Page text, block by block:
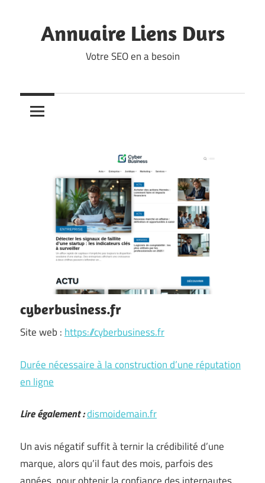
contentAnnuaire Liens Durs
Votre SEO en a besoin
cyberbusiness.fr
Site web : https://cyberbusiness.fr
Durée nécessaire à la construction d’une réputation
en ligne
Lire également :dismoidemain.fr
Un avis négatif suffit à ternir la crédibilité d’une
marque, alors qu’il faut des mois, parfois des